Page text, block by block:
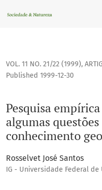
Pesquisa empírica e
VOL. 11 NO. 21/22 (1999),
Pesquisa
algumas
conhecimento
Published 1999-12-30
Rosselvet José Santos
IG - Universidade Federal